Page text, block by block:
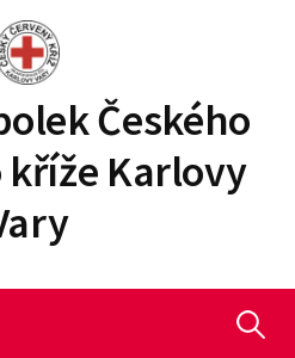
Českého
Karlovy
V